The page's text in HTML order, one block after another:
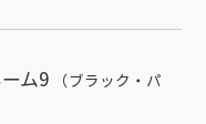
ム9
（ブラック・パ